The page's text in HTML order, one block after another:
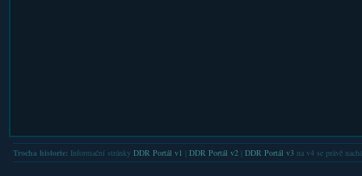
Trocha historie: Informační stránky DDR Portál v1 DDR Portál v2| DDR Portál v3na v4 se právě